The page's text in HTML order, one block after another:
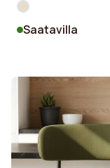
Saatavilla